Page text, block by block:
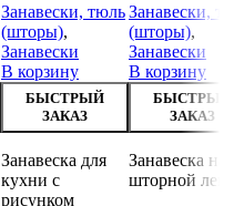
Занавески, тюль
(шторы),
Занавески
В корзину
БЫСТРЫЙ
ЗАКАЗ
Занавеска для
кухни с
рисунком
Занавески,
(шторы),
Занавески
В корзину
БЫСТРЫЙ
ЗАКАЗ
Занавеска на
шторной